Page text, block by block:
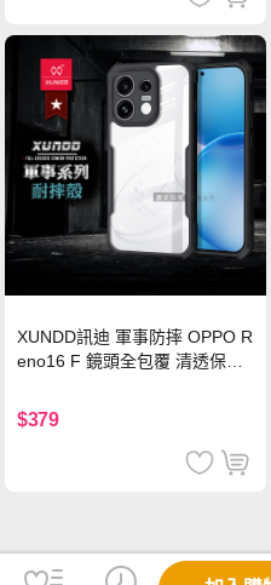
XUNDD訊迪 軍事防摔 OPPO R
eno16 F 鏡頭全包覆 清透保護
$379